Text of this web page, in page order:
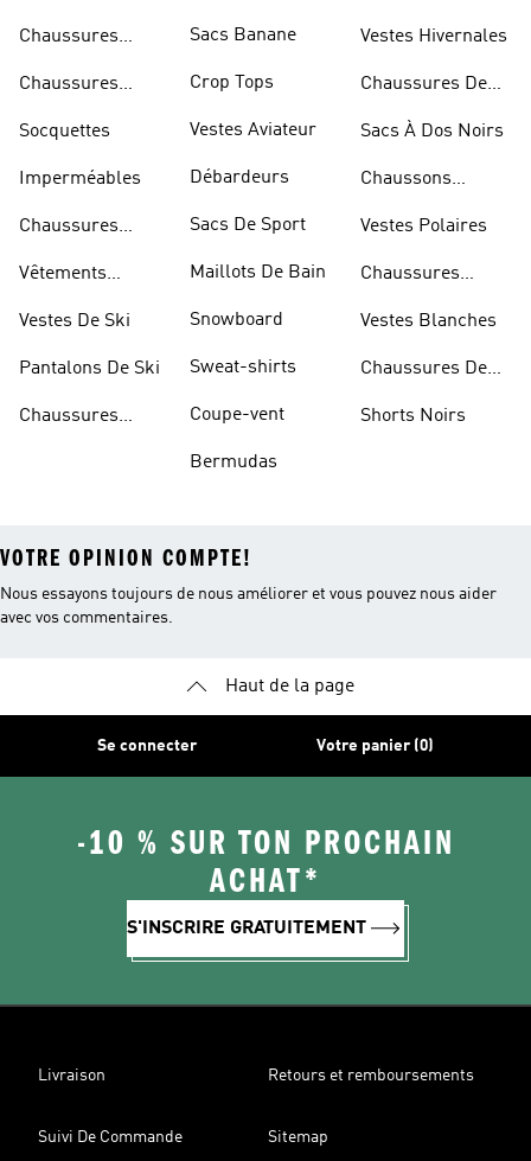
Chaussures
Chaussures
Socquettes
Imperméables
Chaussures
Vêtements
Vestes De Ski
Pantalons De Ski
Chaussures
Sacs Banane
Crop Tops
Vestes Aviateur
Débardeurs
Sacs De Sport
Maillots De Bain
Snowboard
Sweat-shirts
Coupe-vent
Bermudas
Vestes Hivernales
Chaussures De
Sacs À Dos Noirs
Chaussons
Vestes Polaires
Chaussures
Vestes Blanches
Chaussures De
Shorts Noirs
VOTRE OPINION COMPTE!
Nous essayons toujours de nous améliorer et vous pouvez nous aider
avec vos commentaires.
Haut de la page
Se connecter Votre panier (0)
-10 % SUR TON PROCHAIN
ACHAT*
S'INSCRIRE GRATUITEMENT
Livraison Retours et remboursements
Suivi De Commande Sitemap